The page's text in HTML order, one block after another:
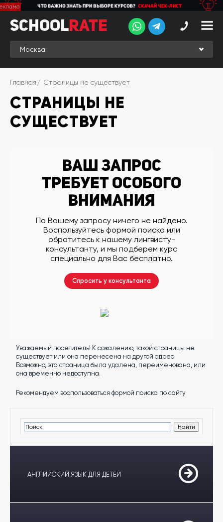
School
Rate
Рейтинг
Online-
рейтинг
Отзывы
студентов
английского
Выбрать
другой
город:
Москва
Помочь
выборе?
школу
SchoolRate
Главная Страницы не существует
СТРАНИЦЫ НЕ
СУЩЕСТВУЕТ
Ваш запрос
требует особого
внимания
По Вашему запросу ничего не найдено.
Воспользуйтесь формой поиска или
обратитесь к нашему лингвисту-
консультанту, и мы подберем курс
специально для Вас бесплатно.
Спросить у консультанта
Уважаемый посетитель! К сожалению, такой страницы не
существует или она перенесена на другой адрес.
Возможно, эта страница была удалена, переименована, или
она временно недоступна.
Рекомендуем воспользоваться формой поиска по сайту
АНГЛИЙСКИЙ ЯЗЫК ДЛЯ ДЕТЕЙ